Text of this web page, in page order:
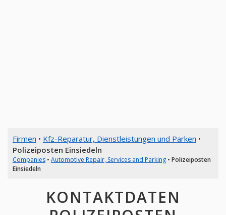
Firmen • Kfz-Reparatur, Dienstleistungen und Parken •
Polizeiposten Einsiedeln
Companies• Automotive Repair, Services and Parking• Polizeiposten
Einsiedeln
KONTAKTDATEN